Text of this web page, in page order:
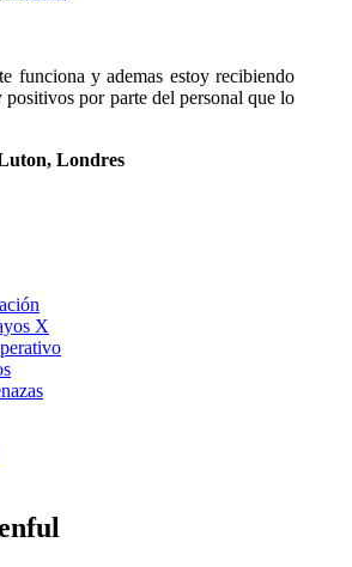
funciona y ademas estoy recibiendo
positivos por parte del personal que lo
Londres
X